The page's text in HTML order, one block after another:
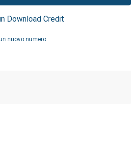
Download Credit
nuovo numero